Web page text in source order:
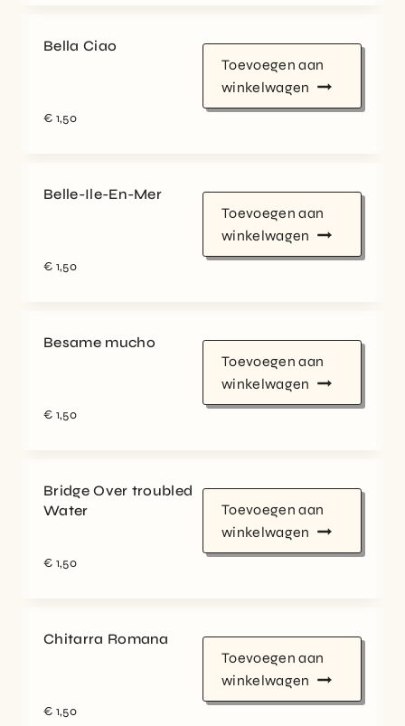
Bella Ciao
€ 1,50
Toevoegen aan
winkelwagen
Belle-Ile-En-Mer
€ 1,50
Toevoegen aan
winkelwagen
Besame mucho
€ 1,50
Toevoegen aan
winkelwagen
Bridge Over troubled
Water
€ 1,50
Toevoegen aan
winkelwagen
Chitarra Romana
€ 1,50
Toevoegen aan
winkelwagen